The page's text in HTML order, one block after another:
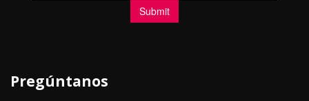
Pregúntanos